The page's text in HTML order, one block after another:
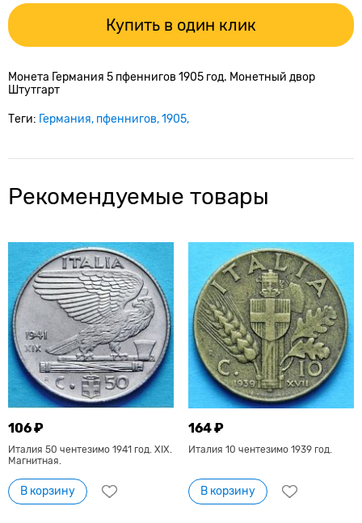
Купить в один клик
Монета Германия 5 пфеннигов 1905 год. Монетный двор
Штутгарт
Теги: Германия пфеннигов 1905
Рекомендуемые товары
106 ₽
Италия 50 чентезимо 1941 год. XIX.
Магнитная.
В корзину
164 ₽
Италия 10 чентезимо 1939 год.
В корзину